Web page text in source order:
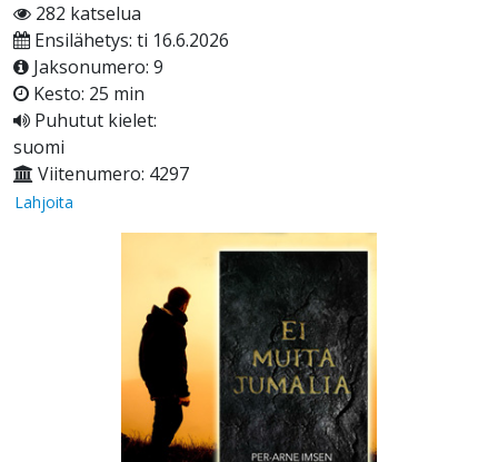
282 katselua
Ensilähetys: ti 16.6.2026
Jaksonumero: 9
Kesto: 25 min
Puhutut kielet:
suomi
Viitenumero: 4297
Lahjoita